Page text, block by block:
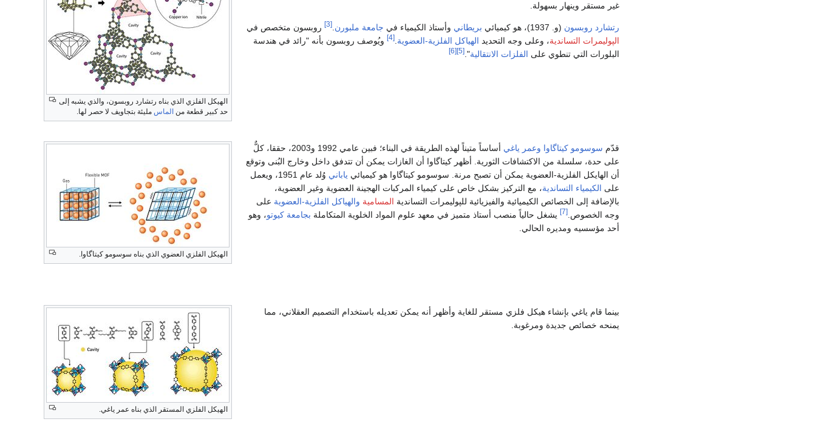
الهيكل الفلزي الذي بناه رتشارد روبسون، والذي يشبه إلى
حد كبير قطعة من الماس مليئة بتجاويف لا حصر لها.
غير مستقر وينهار بسهولة.
رتشارد روبسون (و. 1937)، هو كيميائي بريطاني وأستاذ الكيمياء في جامعة ملبورن.
[3]
روبسون متخصص في
الپوليمرات التساندية، وعلى وجه التحديد الهياكل الفلزية-العضوية.
[4]
ويُوصف روبسون بأنه "رائد في هندسة
البلورات التي تنطوي على الفلزات الانتقالية".
[5]
[6]
الهيكل الفلزي العضوي الذي بناه سوسومو كيتاگاوا.
قدّم سوسومو كيتاگاوا وعمر ياغي
أساساً متيناً لهذه الطريقة في البناء؛ فبين عامي 1992 و2003، حققا، كلٌّ
على حدة، سلسلة من الاكتشافات الثورية. أظهر كيتاگاوا أن الغازات يمكن أن تتدفق داخل وخارج البُنى وتوقع
أن الهايكل الفلزية-العضوية يمكن أن تصبح مرنة. سوسومو كيتاگاوا هو كيميائي ياباني
وُلد عام 1951، ويعمل
على الكيمياء التساندية، مع التركيز بشكل خاص على كيمياء المركبات الهجينة العضوية وغير العضوية،
بالإضافة إلى الخصائص الكيميائية والفيزيائية للپوليمرات التساندية المسامية والهياكل الفلزية-العضوية على
وجه الخصوص. [7] يشغل حالياً منصب أستاذ متميز في معهد علوم المواد الخلوية المتكاملة بجامعة كيوتو، وهو
أحد مؤسسيه ومديره الحالي.
الهيكل الفلزي المستقر الذي بناه عمر ياغي.
بينما قام ياغي بإنشاء هيكل فلزي مستقر للغاية وأظهر أنه يمكن تعديله باستخدام التصميم العقلاني، مما
يمنحه خصائص جديدة ومرغوبة.